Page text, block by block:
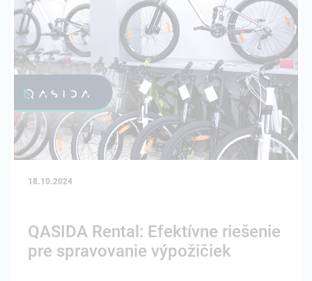
18.10.2024
QASIDA Rental: Efektívne riešenie
pre spravovanie výpožičiek